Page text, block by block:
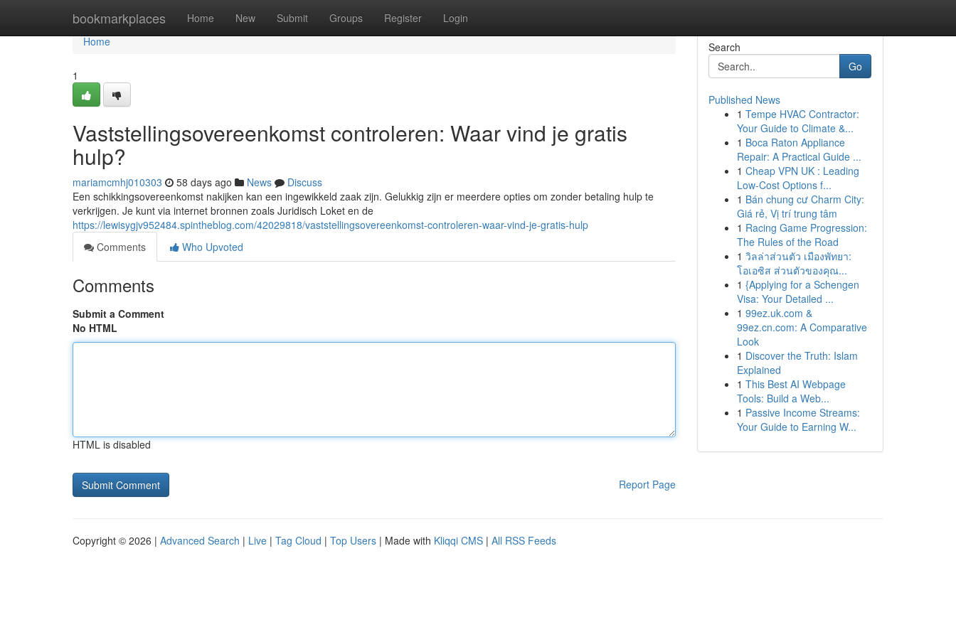
bookmarkplaces Home New Submit Groups Register Login
Home
Home
1
Vaststellingsovereenkomst controleren: Waar vind je gratis
hulp?
mariamcmhj010303 58 days ago News
Discuss
Een schikkingsovereenkomst nakijken kan een ingewikkeld zaak zijn. Gelukkig zijn er meerdere opties om zonder betaling hulp te
verkrijgen. Je kunt via internet bronnen zoals Juridisch Loket en de
https://lewisygjv952484.spintheblog.com/42029818/vaststellingsovereenkomst-controleren-waar-vind-je-gratis-hulp
Comments
Who Upvoted
Comments
Submit a Comment
No HTML
HTML is disabled
Report Page
Search
Go
Published News
1 Tempe HVAC Contractor:
Your Guide to Climate &...
1 Boca Raton Appliance
Repair: A Practical Guide ...
1 Cheap VPN UK : Leading
Low-Cost Options f...
1 Bán chung cư Charm City:
Giá rẻ, Vị trí trung tâm
1 Racing Game Progression:
The Rules of the Road
1 วิลล่าส่วนตัว เมืองพัทยา:
โอเอซิส ส่วนตัวของคุณ...
1 {Applying for a Schengen
Visa: Your Detailed ...
1 99ez.uk.com &
99ez.cn.com: A Comparative
Look
1 Discover the Truth: Islam
Explained
1 This Best AI Webpage
Tools: Build a Web...
1 Passive Income Streams:
Your Guide to Earning W...
Copyright © 2026 | Advanced Search | Live | Tag Cloud | Top Users | Made with Kliqqi CMS | All RSS Feeds